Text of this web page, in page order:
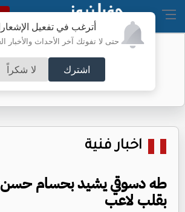
أترغب في تفعيل
حتى لا تفوتك آخر الأحداث والأخبار
اشترك لا شكراً
واردات الولايات
تهبط إلى الصفر
اخبار فنية
طه دسوقي يشيد بحسام
بقلب لاعب